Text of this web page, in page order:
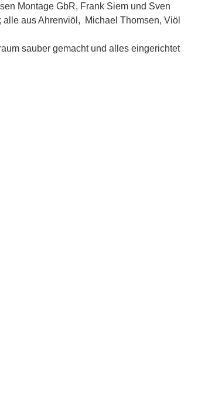
Montage GbR, Frank Siem und Sven
aus Ahrenviöl, Michael Thomsen, Viöl
sauber gemacht und alles eingerichtet